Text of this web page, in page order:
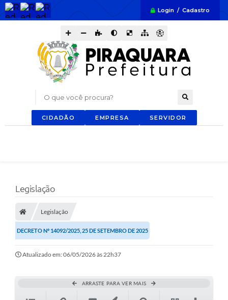
Login / Cadastro
O que você procura?
CIDADÃO EMPRESA SERVIDOR
Legislação
Legislação
DECRETO Nº 14092/2025, 25 DE SETEMBRO DE 2025
Atualizado em: 06/05/2026 às 22h37
ARRASTE PARA VER MAIS